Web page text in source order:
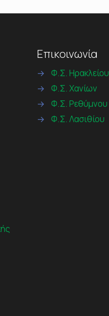
Επικοινωνία
→
Φ.Σ. Ηρακλείου
→
Φ.Σ. Χανίων
→
Φ.Σ. Ρεθύμνου
→
Φ.Σ. Λασιθίου